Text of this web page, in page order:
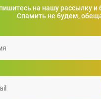
Рюкзак для ноутбука Tornado,
Подробнее
на нашу рассылку и
Спамить не будем,